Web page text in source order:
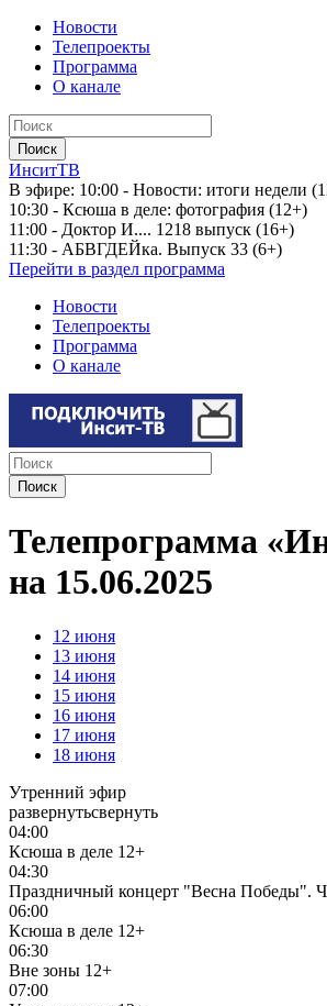
Новости
Телепроекты
Программа
О канале
ИнситТВ
В эфире: 10:00 - Новости: итоги недели
10:30 - Ксюша в деле: фотография (12+)
11:00 - Доктор И.... 1218 выпуск (16+)
11:30 - АБВГДЕЙка. Выпуск 33 (6+)
Перейти в раздел программа
Новости
Телепроекты
Программа
О канале
Телепрограмма
на 15.06.2025
12 июня
13 июня
14 июня
15 июня
16 июня
17 июня
18 июня
Утренний эфир
развернутьсвернуть
04:00
Ксюша в деле 12+
04:30
Праздничный концерт "Весна Победы".
06:00
Ксюша в деле 12+
06:30
Вне зоны 12+
07:00